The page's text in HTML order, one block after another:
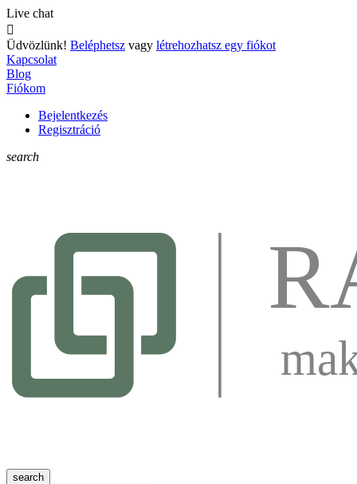
Live chat

Üdvözlünk! Beléphetsz vagy létrehozhatsz egy fiókot
Kapcsolat
Blog
Fiókom
Bejelentkezés
Regisztráció
search
search